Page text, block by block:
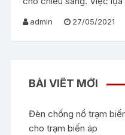
admin 27/05/2021
BÀI VIẾT MỚI
Đèn chống nổ trạm
cho trạm biến áp